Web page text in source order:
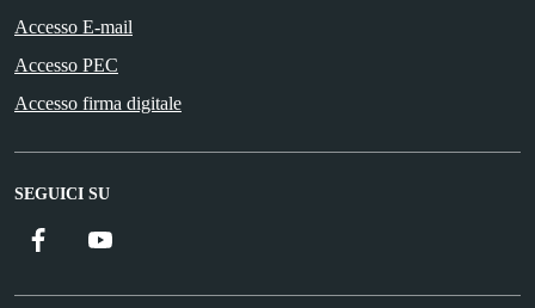
Accesso E-mail
Accesso PEC
Accesso firma digitale
SEGUICI SU
Facebook